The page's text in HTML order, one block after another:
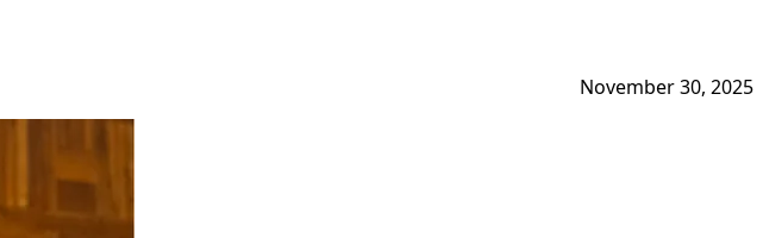
November 30, 2025